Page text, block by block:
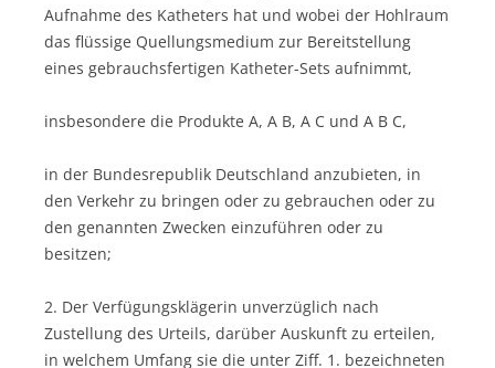
Aufnahme des Katheters hat und wobei der Hohlraum
das flüssige Quellungsmedium zur Bereitstellung
eines gebrauchsfertigen Katheter-Sets aufnimmt,
insbesondere die Produkte A, A B, A C und A B C,
in der Bundesrepublik Deutschland anzubieten, in
den Verkehr zu bringen oder zu gebrauchen oder zu
den genannten Zwecken einzuführen oder zu
besitzen;
2. Der Verfügungsklägerin unverzüglich nach
Zustellung des Urteils, darüber Auskunft zu erteilen,
in welchem Umfang sie die unter Ziff. 1. bezeichneten